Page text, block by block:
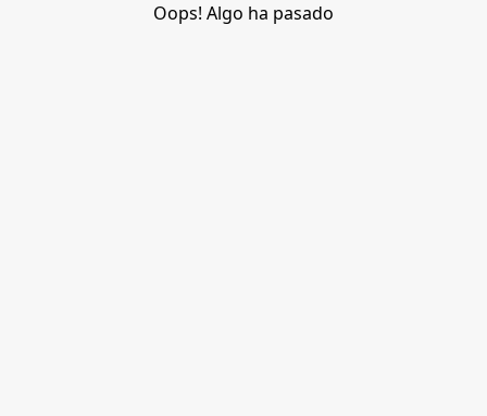
Oops! Algo ha pasado